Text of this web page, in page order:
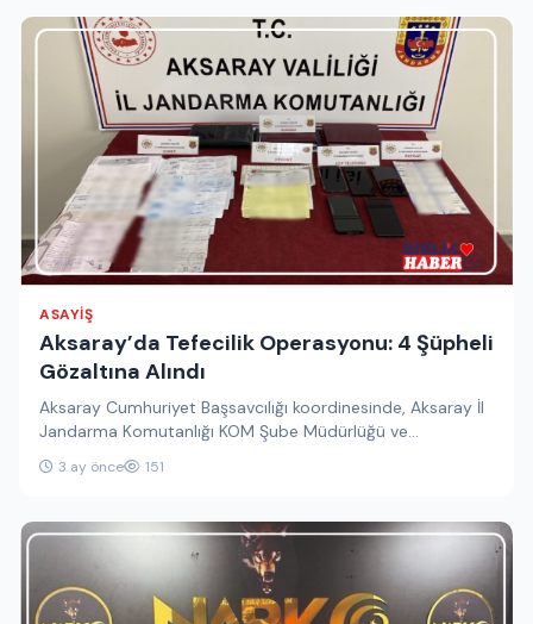
ASAYIŞ
Aksaray’da Tefecilik Operasyonu: 4 Şüpheli
Gözaltına Alındı
Aksaray Cumhuriyet Başsavcılığı koordinesinde, Aksaray İl
Jandarma Komutanlığı KOM Şube Müdürlüğü ve
Sultanhanı İlçe Jandarma Komutanlığı ekipleri tarafından…
3 ay önce 151